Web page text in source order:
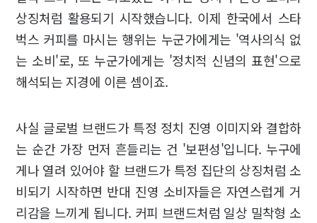
상징처럼 활용되기 시작했습니다. 이제 한국에서 스타
벅스 커피를 마시는 행위는 누군가에게는 '역사의식 없
는 소비'로, 또 누군가에게는 '정치적 신념의 표현'으로
해석되는 지경에 이른 셈이죠.
사실 글로벌 브랜드가 특정 정치 진영 이미지와 결합하
는 순간 가장 먼저 흔들리는 건 '보편성'입니다. 누구에
게나 열려 있어야 할 브랜드가 특정 집단의 상징처럼 소
비되기 시작하면 반대 진영 소비자들은 자연스럽게 거
리감을 느끼게 됩니다. 커피 브랜드처럼 일상 밀착형 소